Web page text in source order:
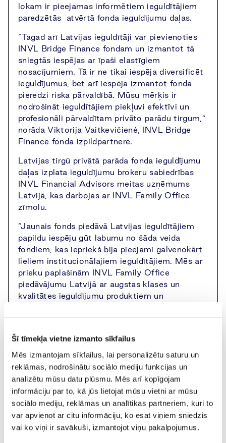
Šī tīmekļa vietne izmanto sīkfailus
Mēs izmantojam sīkfailus, lai personalizētu saturu un
reklāmas, nodrošinātu sociālo mediju funkcijas un
analizētu mūsu datu plūsmu. Mēs arī kopīgojam
informāciju par to, kā jūs lietojat mūsu vietni ar mūsu
sociālo mediju, reklāmas un analītikas partneriem, kuri to
var apvienot ar citu informāciju, ko esat viņiem sniedzis
vai ko viņi ir savākuši, izmantojot viņu pakalpojumus.
lokam ir pieejamas informētiem ieguldītājiem
paredzētās atvērtā fonda ieguldījumu daļas.
“Tagad arī Latvijas ieguldītāji var pievienoties
INVL Bridge Finance fondam un izmantot tā
sniegtās iespējas ar īpaši elastīgiem
nosacījumiem. Tā ir ne tikai iespēja diversificēt
ieguldījumus, bet arī iespēja izmantot fonda
pieredzi riska pārvaldībā. Mūsu mērķis ir
nodrošināt ieguldītājiem piekļuvi efektīvi un
profesionāli pārvaldītam privāto parādu tirgum,”
norāda Viktorija Vaitkevičienė, INVL Bridge
Finance fonda izpildpartnere.
Latvijas tirgū privātā parāda fonda ieguldījumu
daļas izplata ieguldījumu brokeru sabiedrības
INVL Financial Advisors meitas uzņēmums
Latvijā, kas darbojas ar INVL Family Office
zīmolu.
“Jaunais fonds piedāvā Latvijas ieguldītājiem
papildu iespēju gūt labumu no šāda veida
fondiem, kas iepriekš bija pieejami galvenokārt
lieliem institucionālajiem ieguldītājiem. Mēs ar
prieku paplašinām INVL Family Office
piedāvājumu Latvijā ar augstas klases un
kvalitātes ieguldījumu produktiem un
INVL Bridge Finance iegulda privāti izvietotās
korporatīvajās obligācijās. Šādi ieguldījumi
nepublisku obligāciju emisijās ļauj fondam tieši
pārbaudīt uzņēmumus, strukturēt darījumus,
vienoties par ieguldījumu noteikumiem, kā arī
pastāvīgi uzraudzīt un kontrolēt ieguldījumus.
Šis process nodrošina efektīvu riska pārvaldību,
augstas kvalitātes ieguldījumus fondam un ļauj